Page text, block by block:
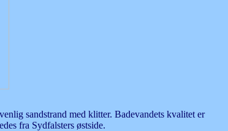
sandstrand med klitter. Badevandets kvalitet er
fra Sydfalsters østside.